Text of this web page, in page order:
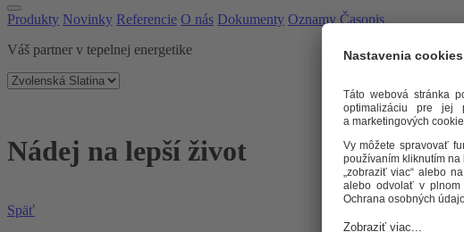
Produkty Novinky Referencie O nás Dokumenty Oznamy Časopis
Váš partner v tepelnej energetike
Nádej na lepší život
Späť